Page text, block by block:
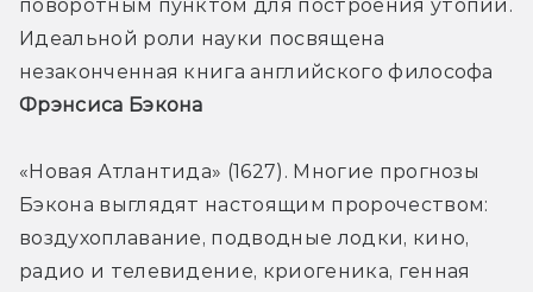
поворотным пунктом для построения утопии.
Идеальной роли науки посвящена
Фрэнсиса Бэкона
«Новая Атлантида» (1627). Многие прогнозы
Бэкона выглядят настоящим пророчеством:
воздухоплавание, подводные лодки, кино,
радио и телевидение, криогеника, генная